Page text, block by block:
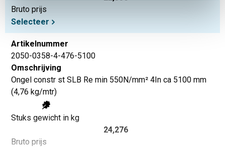
Bruto prijs
Selecteer
Artikelnummer
2050-0358-4-476-5100
Omschrijving
Ongel constr st SLB Re min 550N/mm² 4In ca 5100 mm
(4,76 kg/mtr)
Stuks gewicht in kg
24,276
Bruto prijs